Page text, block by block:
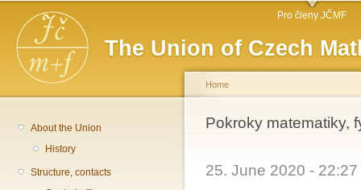
The Union of Czech
Main menu Pro členy JČMF
About the Union
History
Structure, contacts
You are here
Home
Pokroky matematiky,
25. June 2020 -